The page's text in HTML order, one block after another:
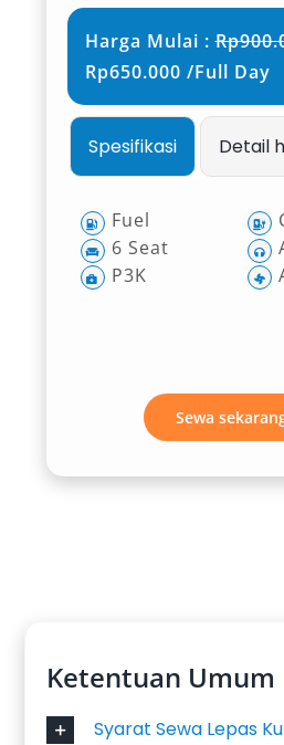
Harga Mulai :
Rp650.000 /Full Day
Spesifikasi Detail
Fuel
6 Seat
P3K
Sewa
Ketentuan Umum
Syarat Sewa Lepas